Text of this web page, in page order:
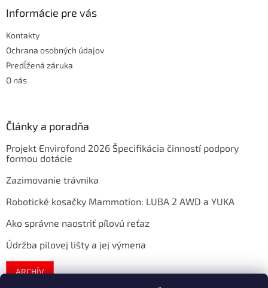
Informácie pre vás
Kontakty
Ochrana osobných údajov
Predĺžená záruka
O nás
Články a poradňa
Projekt Envirofond 2026 Špecifikácia činností podpory
formou dotácie
Zazimovanie trávnika
Robotické kosačky Mammotion: LUBA 2 AWD a YUKA
Ako správne naostriť pílovú reťaz
Údržba pílovej lišty a jej výmena
ARCHÍV